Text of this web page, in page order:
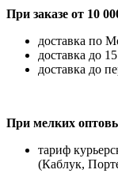
При заказе от 10
доставка по
доставка до
доставка до
При мелких
тариф
(Каблук,